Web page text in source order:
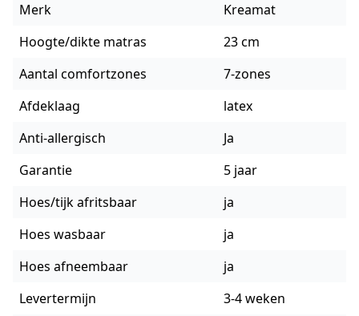
Merk
Kreamat
Hoogte/dikte matras
23 cm
Aantal comfortzones
7-zones
Afdeklaag
latex
Anti-allergisch
Ja
Garantie
5 jaar
Hoes/tijk afritsbaar
ja
Hoes wasbaar
ja
Hoes afneembaar
ja
Levertermijn
3-4 weken